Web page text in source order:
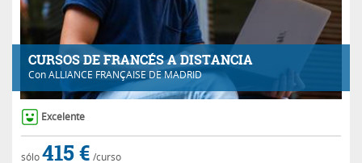
CURSOS DE FRANCÉS A DISTANCIA
ConALLIANCE FRANÇAISE DE MADRID
Excelente
sólo415 € /curso